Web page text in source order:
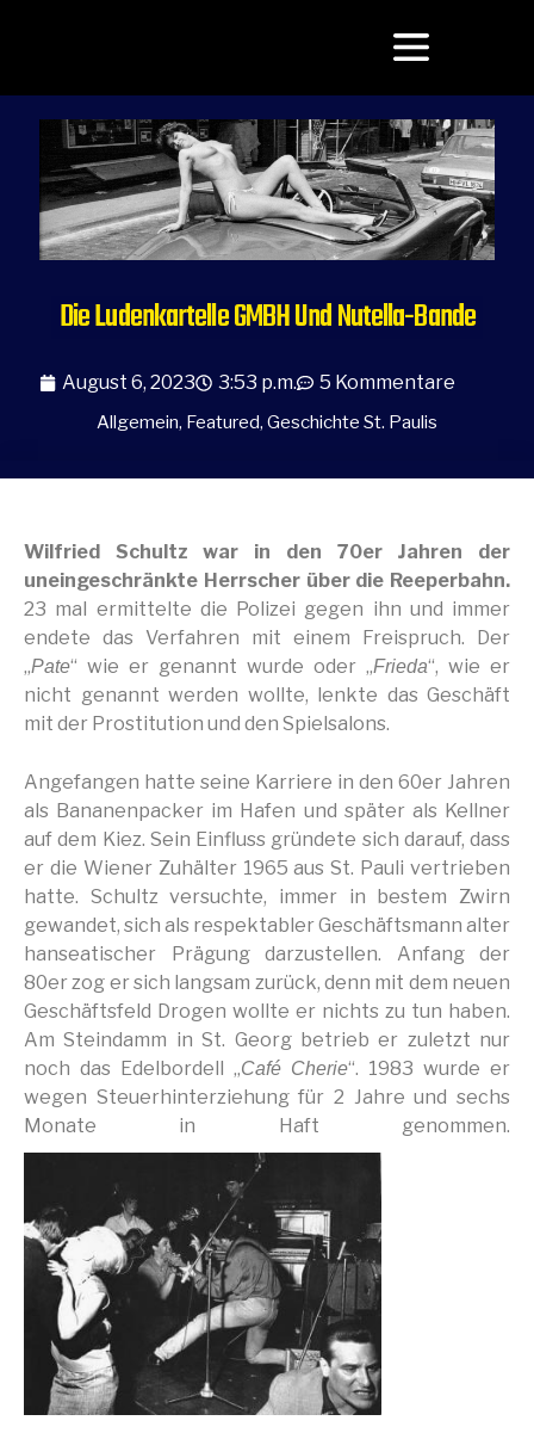
Die LudenkartelleGMBH Und Nutella-Bande
August 6, 2023 3:53 p.m. 5 Kommentare
Allgemein, Featured, Geschichte St. Paulis
Wilfried Schultz war in den 70er Jahren der
uneingeschränkte Herrscher über die Reeperbahn.
23 mal ermittelte die Polizei gegen ihn und immer
endete das Verfahren mit einem Freispruch. Der
„Pate“ wie er genannt wurde oder „Frieda“, wie er
nicht genannt werden wollte, lenkte das Geschäft
mit der Prostitution und den Spielsalons.
Angefangen hatte seine Karriere in den 60er Jahren
als Bananenpacker im Hafen und später als Kellner
auf dem Kiez. Sein Einfluss gründete sich darauf, dass
er die Wiener Zuhälter 1965 aus St. Pauli vertrieben
hatte. Schultz versuchte, immer in bestem Zwirn
gewandet, sich als respektabler Geschäftsmann alter
hanseatischer Prägung darzustellen. Anfang der
80er zog er sich langsam zurück, denn mit dem neuen
Geschäftsfeld Drogen wollte er nichts zu tun haben.
Am Steindamm in St. Georg betrieb er zuletzt nur
noch das Edelbordell „Café Cherie“. 1983 wurde er
wegen Steuerhinterziehung für 2 Jahre und sechs
Monate in Haft genommen.